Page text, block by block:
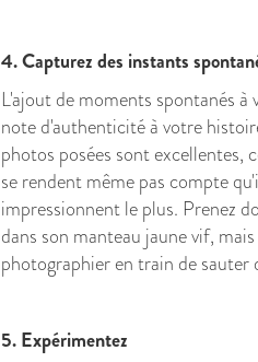
4. Capturez des instants
L'ajout de moments spontanés
note d'authenticité à votre
photos posées sont excellentes,
se rendent même pas compte
impressionnent le plus. Prenez
dans son manteau jaune vif,
photographier en train de sauter
5. Expérimentez